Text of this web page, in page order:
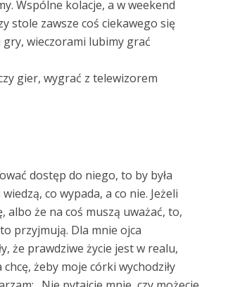
Wspólne kolacje, a w weekend
stole zawsze coś ciekawego się
wieczorami lubimy grać
gier, wygrać z telewizorem
dostęp do niego, to by była
co wypada, a co nie. Jeżeli
albo że na coś muszą uważać, to,
przyjmują. Dla mnie ojca
że prawdziwe życie jest w realu,
żeby moje córki wychodziły